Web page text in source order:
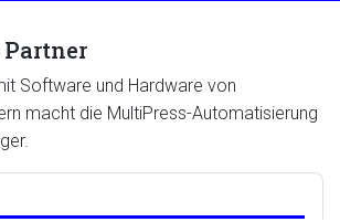
Software und Hardware von
macht die MultiPress-Automatisierung